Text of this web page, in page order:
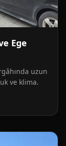
Ege
uzun
ve klima.